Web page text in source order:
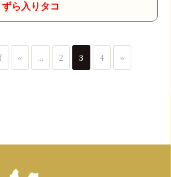
ずら入りタコ
« ... 2 3 4 »